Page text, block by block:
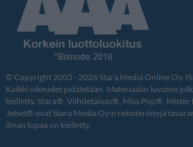
© Copyright 2003 - 2026 Stara Media Online Oy.
Kaikki oikeudet pidätetään. Materiaalin luvaton
kielletty. Stara®, Viihdetaivas®, Miss Pop®,
Jetset® ovat Stara Media Oy:n rekisteröityjä
ilman lupaa on kielletty.